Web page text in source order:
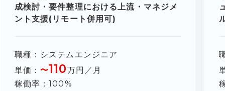
成検討・要件整理における上流・マネジメ
ント支援(リモート併用可)
職種
システムエンジニア
単価
〜110万円／月
稼働率
100%